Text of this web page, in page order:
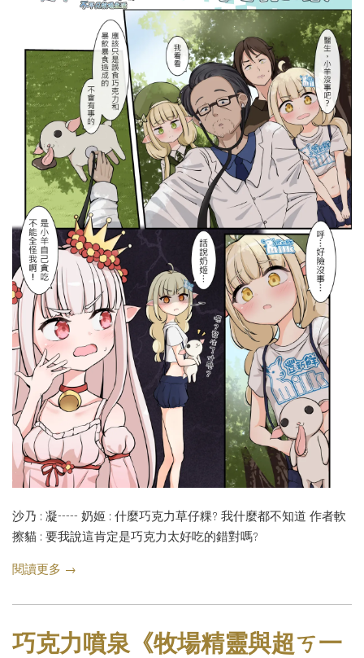
沙乃 : 凝----- 奶姬 : 什麼巧克力草仔粿? 我什麼都不知道 作者軟
擦貓 : 要我說這肯定是巧克力太好吃的錯對嗎?
閱讀更多 →
巧克力噴泉《牧場精靈與超ㄎ一